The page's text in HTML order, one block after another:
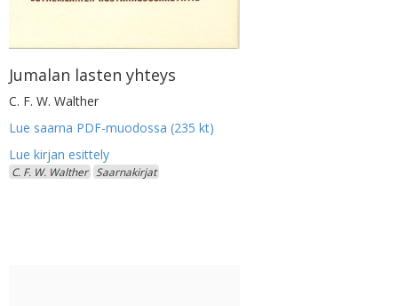
Jumalan lasten yhteys
C. F. W. Walther
Lue saarna PDF-muodossa (235 kt)
C. F. W. Walther Saarnakirjat